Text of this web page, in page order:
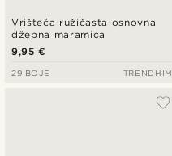
Vrišteća ružičasta osnovna
džepna maramica
9,95 €
29 BOJE TRENDHIM